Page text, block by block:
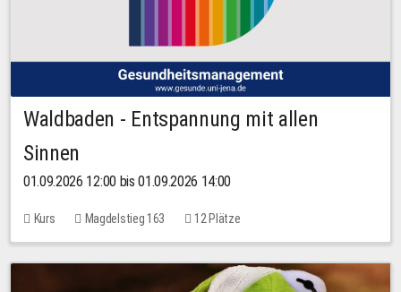
Waldbaden - Entspannung mit allen
Sinnen
01.09.2026 12:00 bis 01.09.2026 14:00
Kurs Magdelstieg 163 12 Plätze